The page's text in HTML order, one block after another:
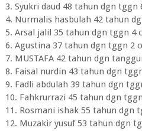
3. Syukri daud 48 tahun dgn tggn
4. Nurmalis hasbulah 42 tahun
5. Arsal jalil 35 tahun dgn tggn 4
6. Agustina 37 tahun dgn tggn 2
7. MUSTAFA 42 tahun dgn
8. Faisal nurdin 43 tahun dgn
9. Fadli abdulah 39 tahun dgn
10. Fahkrurrazi 45 tahun dgn
11. Rosmani ishak 55 tahun dgn
12. Muzakir yusuf 53 tahun dgn